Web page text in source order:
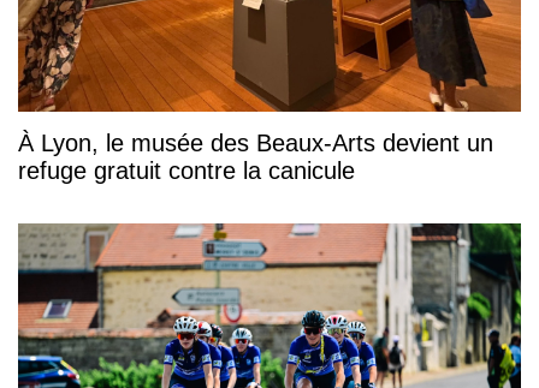
À Lyon, le musée des Beaux-Arts devient un
refuge gratuit contre la canicule